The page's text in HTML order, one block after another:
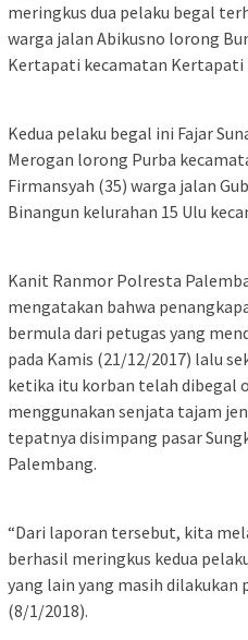
meringkus dua pelaku begal
warga jalan Abikusno lorong
Kertapati kecamatan Kertapati
Kedua pelaku begal ini Fajar
Merogan lorong Purba
Firmansyah (35) warga jalan
Binangun kelurahan 15 Ulu
Kanit Ranmor Polresta
mengatakan bahwa
bermula dari petugas yang
pada Kamis (21/12/2017) lalu
ketika itu korban telah dibegal
menggunakan senjata tajam
tepatnya disimpang pasar
Palembang.
“Dari laporan tersebut, kita
berhasil meringkus kedua
yang lain yang masih dilakukan
(8/1/2018).